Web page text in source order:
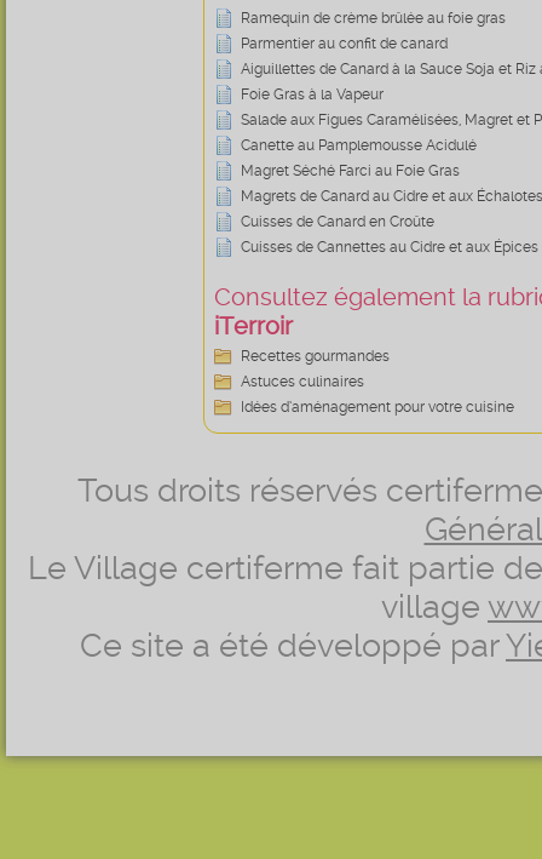
Ramequin de crème brûlée au foie gras
Parmentier au confit de canard
Aiguillettes de Canard à la Sauce Soja et Riz
Foie Gras à la Vapeur
Salade aux Figues Caramélisées, Magret et
Canette au Pamplemousse Acidulé
Magret Séché Farci au Foie Gras
Magrets de Canard au Cidre et aux Échalotes
Cuisses de Canard en Croûte
Cuisses de Cannettes au Cidre et aux Épices
Consultez également la
iTerroir
Recettes gourmandes
Astuces culinaires
Idées d’aménagement pour votre cuisine
Tous droits réservés
Le Village certiferme fait partie
village
Ce site a été développé par